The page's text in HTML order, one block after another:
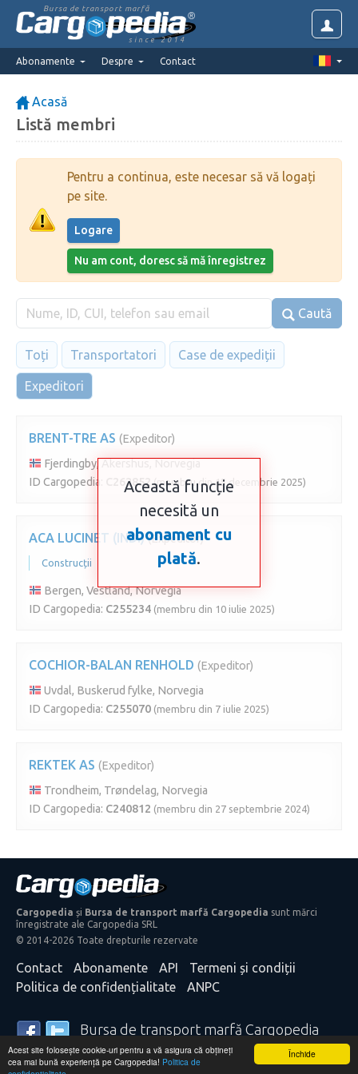
Închide
Acest site folosește cookie-uri pentru a vă asigura că obțineți
cea mai bună experiență pe Cargopedia! Politica de
Bursa de transport marfă
since 2014
Abonamente Despre Contact
Acasă
Listă membri
Pentru a continua, este necesar să vă logați
pe site.
Logare
Nu am cont, doresc să mă înregistrez
Caută
Toți Transportatori Case de expediții
Expeditori
BRENT-TRE AS (Expeditor)
Fjerdingby, Akershus, Norvegia
ID Cargopedia:
C262852 (membru din 15 decembrie 2025)
ACA LUCINET (IND.) (Expeditor)
Construcții
Bergen, Vestland, Norvegia
ID Cargopedia: C255234 (membru din 10 iulie 2025)
COCHIOR-BALAN RENHOLD (Expeditor)
Uvdal, Buskerud fylke, Norvegia
ID Cargopedia: C255070 (membru din 7 iulie 2025)
REKTEK AS (Expeditor)
Trondheim, Trøndelag, Norvegia
ID Cargopedia: C240812 (membru din 27 septembrie 2024)
Această funcție
necesită un
abonament cu
plată.
Cargopedia și Bursa de transport marfă Cargopedia sunt mărci
înregistrate ale Cargopedia SRL
© 2014-2026 Toate drepturile rezervate
Contact Abonamente API
Termeni și condiții
Politica de confidențialitate
ANPC
Bursa de transport marfă Cargopedia
25.321 transportatori și expeditori de mărfă din întreaga
lume se bazează pe serviciile noastre